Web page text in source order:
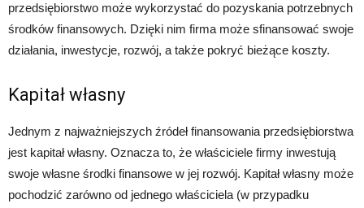
przedsiębiorstwo może wykorzystać do pozyskania potrzebnych
środków finansowych. Dzięki nim firma może sfinansować swoje
działania, inwestycje, rozwój, a także pokryć bieżące koszty.
Kapitał własny
Jednym z najważniejszych źródeł finansowania przedsiębiorstwa
jest kapitał własny. Oznacza to, że właściciele firmy inwestują
swoje własne środki finansowe w jej rozwój. Kapitał własny może
pochodzić zarówno od jednego właściciela (w przypadku